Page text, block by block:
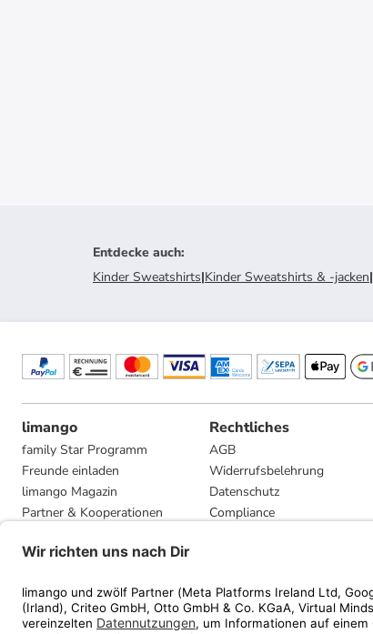
Entdecke auch:
Kinder Sweatshirts|Kinder Sweatshirts & -jacken|
limango
family Star Programm
Freunde einladen
limango Magazin
Partner & Kooperationen
Presse
Rechtliches
AGB
Widerrufsbelehrung
Datenschutz
Compliance